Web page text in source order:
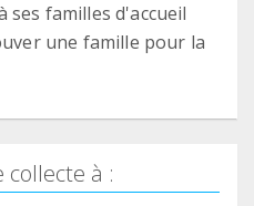
ses familles d'accueil
une famille pour la
à :